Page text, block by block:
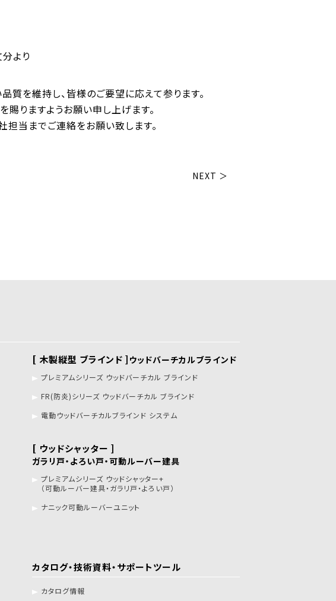
より
質を維持し、皆様のご要望に応えて参ります。
りますようお願い申し上げます。
担当までご連絡をお願い致します。
NEXT ＞
[ 木製縦型 ブラインド ] ウッドバーチカルブラインド
プレミアムシリーズ ウッドバーチカル ブラインド
FR(防炎)シリーズ ウッドバーチカル ブラインド
電動ウッドバーチカルブラインド システム
[ ウッドシャッター ]
ガラリ戸・よろい戸・可動ルーバー建具
プレミアムシリーズ ウッドシャッター+
（可動ルーバー建具・ガラリ戸・よろい戸）
ナニック可動ルーバーユニット
カタログ・技術資料・サポートツール
カタログ情報